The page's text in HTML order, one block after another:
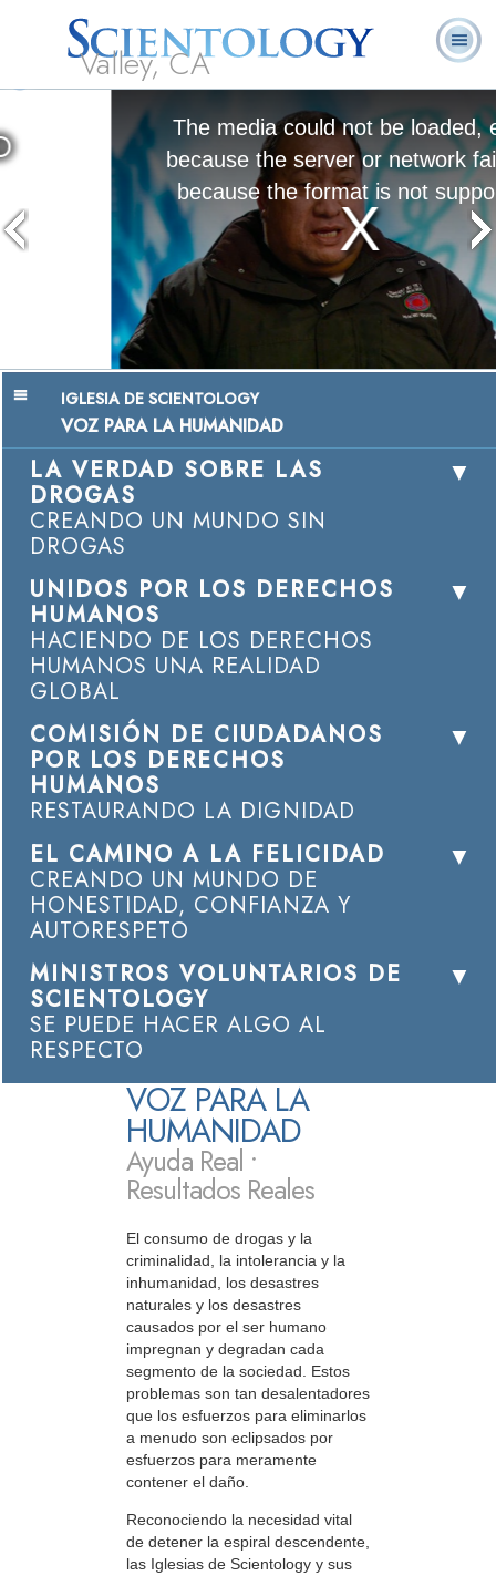
Valley, CA
Hubbard
Voluntarios
The media could not be loaded, either
because the server or network failed or
because the format is not supported.
Chairman, Mangere Maori Wardens
Association
Ver Video
IGLESIA DE SCIENTOLOGY
VOZ PARA LA HUMANIDAD
LA VERDAD SOBRE LAS
DROGAS
CREANDO UN MUNDO SIN
DROGAS
UNIDOS POR LOS DERECHOS
HUMANOS
HACIENDO DE LOS DERECHOS
HUMANOS UNA REALIDAD
GLOBAL
COMISIÓN DE CIUDADANOS
POR LOS DERECHOS
HUMANOS
RESTAURANDO LA DIGNIDAD
EL CAMINO A LA FELICIDAD
CREANDO UN MUNDO DE
HONESTIDAD, CONFIANZA Y
AUTORESPETO
MINISTROS VOLUNTARIOS DE
SCIENTOLOGY
SE PUEDE HACER ALGO AL
RESPECTO
VOZ PARA LA
HUMANIDAD
Ayuda Real •
Resultados Reales
El consumo de drogas y la
criminalidad, la intolerancia y la
inhumanidad, los desastres
naturales y los desastres
causados por el ser humano
impregnan y degradan cada
segmento de la sociedad. Estos
problemas son tan desalentadores
que los esfuerzos para eliminarlos
a menudo son eclipsados por
esfuerzos para meramente
contener el daño.
Reconociendo la necesidad vital
de detener la espiral descendente,
las Iglesias de Scientology y sus